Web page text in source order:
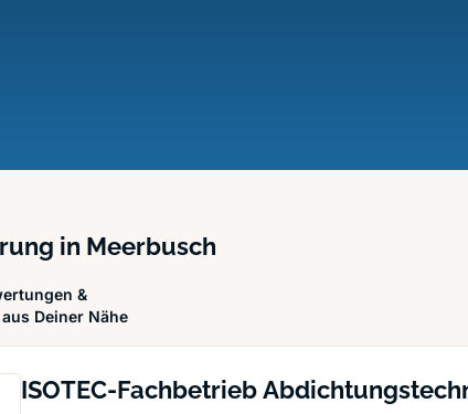
in Meerbusch
&
Deiner Nähe
ISOTEC-Fachbetrieb